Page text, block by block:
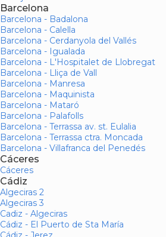
Barcelona
Barcelona - Badalona
Barcelona - Calella
Barcelona - Cerdanyola del Vallés
Barcelona - Igualada
Barcelona - L'Hospitalet de Llobregat
Barcelona - Lliça de Vall
Barcelona - Manresa
Barcelona - Maquinista
Barcelona - Mataró
Barcelona - Palafolls
Barcelona - Terrassa av. st. Eulalia
Barcelona - Terrassa ctra. Moncada
Barcelona - Villafranca del Penedés
Cáceres
Cáceres
Cádiz
Algeciras 2
Algeciras 3
Cadiz - Algeciras
Cádiz - El Puerto de Sta María